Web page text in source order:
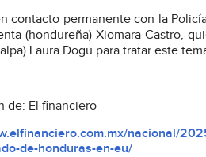
contacto permanente con la
(hondureña) Xiomara Castro,
Laura Dogu para tratar este
de: El financiero
nacional/
de-honduras-en-eu/